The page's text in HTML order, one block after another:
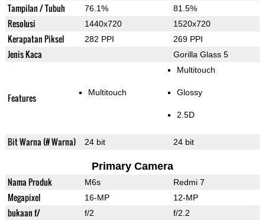
Tampilan / Tubuh 76.1% 81.5%
Resolusi 1440x720 1520x720
Kerapatan Piksel 282 PPI 269 PPI
Jenis Kaca Gorilla Glass 5
Features Multitouch
Multitouch
Glossy
2.5D
Bit Warna (# Warna) 24 bit 24 bit
Primary Camera
Nama Produk M6s Redmi 7
Megapixel 16-MP 12-MP
bukaan f/ f/2 f/2.2